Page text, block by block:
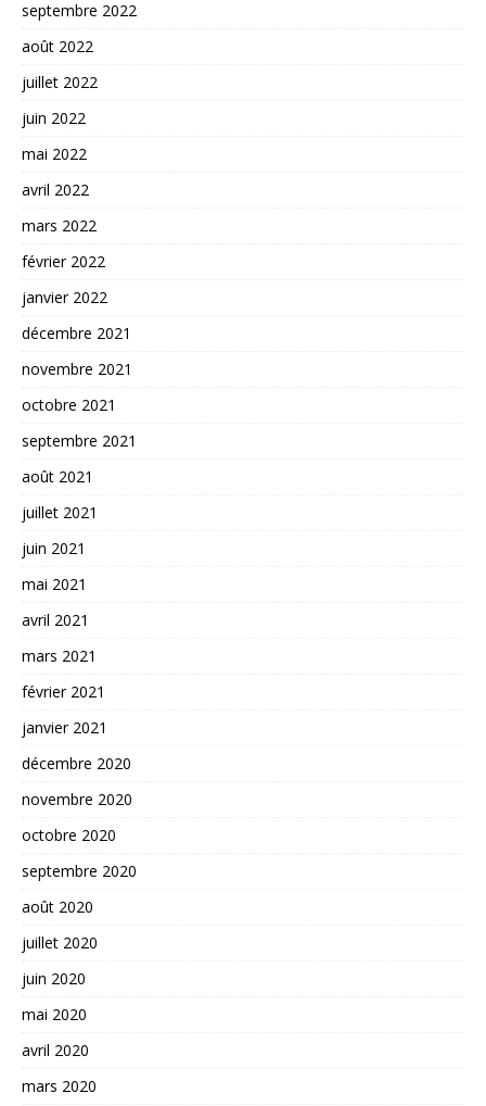
septembre 2022
août 2022
juillet 2022
juin 2022
mai 2022
avril 2022
mars 2022
février 2022
janvier 2022
décembre 2021
novembre 2021
octobre 2021
septembre 2021
août 2021
juillet 2021
juin 2021
mai 2021
avril 2021
mars 2021
février 2021
janvier 2021
décembre 2020
novembre 2020
octobre 2020
septembre 2020
août 2020
juillet 2020
juin 2020
mai 2020
avril 2020
mars 2020